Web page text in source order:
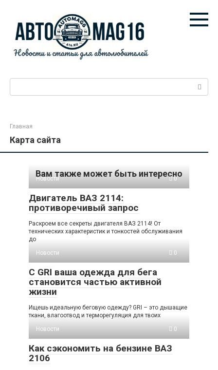
контенту
Поиск:
Главная
Карта сайта
Вам также может быть интересно
Новости 0
Двигатель ВАЗ 2114:
противоречивый запрос
Раскроем все секреты двигателя ВАЗ 2114! От
технических характеристик и тонкостей обслуживания
до
Новости
0
С GRI ваша одежда для бега
становится частью активной
жизни
Ищешь идеальную беговую одежду? GRI – это дышащие
ткани, влагоотвод и терморегуляция для твоих
Новости
0
Как сэкономить на бензине ВАЗ
2106